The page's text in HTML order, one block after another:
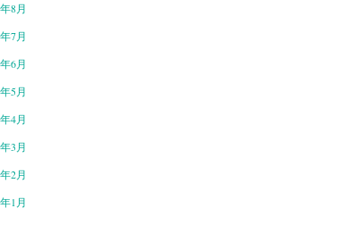
8月
7月
6月
5月
4月
3月
2月
1月